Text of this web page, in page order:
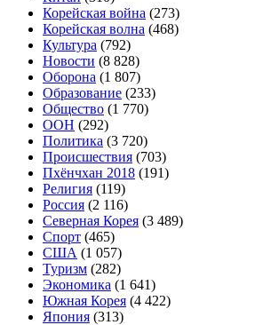
Корейская война (273)
Корейская волна (468)
Культура (792)
Новости (8 828)
Оборона (1 807)
Образование (233)
Общество (1 770)
ООН (292)
Политика (3 720)
Происшествия (703)
Пхёнчхан 2018 (191)
Религия (119)
Россия (2 116)
Северная Корея (3 489)
Спорт (465)
США (1 057)
Туризм (282)
Экономика (1 641)
Южная Корея (4 422)
Япония (313)